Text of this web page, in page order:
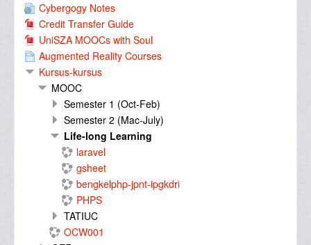
Cybergogy Notes
Credit Transfer Guide
UniSZA MOOCs with Soul
Augmented Reality Courses
Kursus-kursus
MOOC
Semester 1 (Oct-Feb)
Semester 2 (Mac-July)
Life-long Learning
laravel
gsheet
bengkelphp-jpnt-ipgkdri
PHPS
TATIUC
OCW001